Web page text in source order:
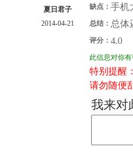
夏日君子
2014-04-21
缺点： 手机
总结： 总体
评分： 4.0
此信息对你
特别提醒
请勿随便
我来对